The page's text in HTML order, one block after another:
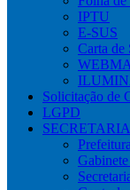
IPTU
E-SUS
Carta de
Solicitação de
LGPD